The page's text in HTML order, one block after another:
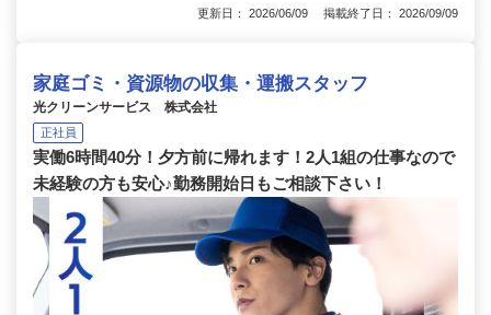
更新日： 2026/06/09 掲載終了日： 2026/09/09
家庭ゴミ・資源物の収集・運搬スタッフ
光クリーンサービス 株式会社
正社員
実働6時間40分！夕方前に帰れます！2人1組の仕事なので
未経験の方も安心♪勤務開始日もご相談下さい！